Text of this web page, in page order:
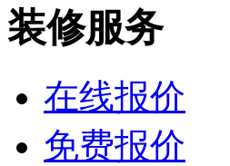
装修服务
在线报价
免费报价